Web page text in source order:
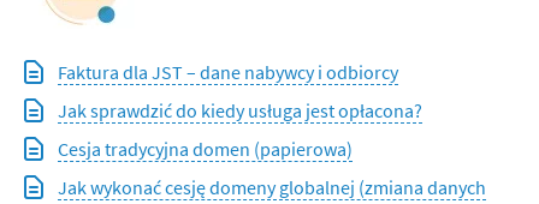
Faktura dla JST – dane nabywcy i odbiorcy
Jak sprawdzić do kiedy usługa jest opłacona?
Cesja tradycyjna domen (papierowa)
Jak wykonać cesję domeny globalnej (zmiana danych